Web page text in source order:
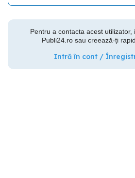
Pentru a contacta acest utilizator,
Publi24.ro sau creează-ți
Intră în cont /